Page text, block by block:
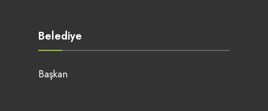
Belediye
Başkan